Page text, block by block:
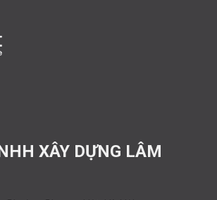
XÂY DỰNG LÂM